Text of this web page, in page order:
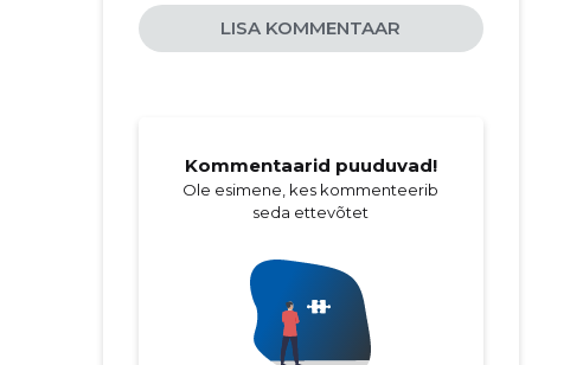
LISA KOMMENTAAR
Kommentaarid puuduvad!
Ole esimene, kes kommenteerib
seda ettevõtet